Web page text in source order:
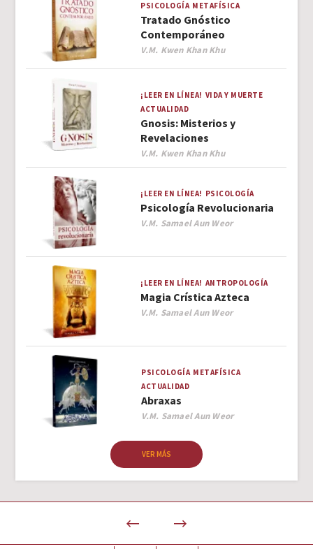
PSICOLOGÍA METAFÍSICA
Tratado Gnóstico
Contemporáneo
Author
V.M. Kwen Khan Khu
¡LEER EN LÍNEA! VIDA Y MUERTE
ACTUALIDAD
Gnosis: Misterios y
Revelaciones
Author
V.M. Kwen Khan Khu
¡LEER EN LÍNEA! PSICOLOGÍA
Psicología Revolucionaria
Author
V.M. Samael Aun Weor
¡LEER EN LÍNEA! ANTROPOLOGÍA
Magia Crística Azteca
Author
V.M. Samael Aun Weor
PSICOLOGÍA METAFÍSICA
ACTUALIDAD
Abraxas
Author
V.M. Samael Aun Weor
VER MÁS